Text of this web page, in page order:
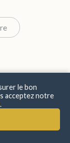
le bon
acceptez notre
.